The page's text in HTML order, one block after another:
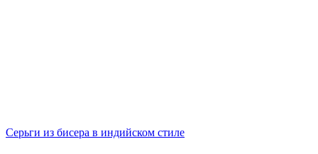
Серьги из бисера в индийском стиле